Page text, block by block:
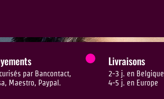
par Bancontact,
Maestro, Paypal.
Livraisons
2-3 j. en Belgique
4-5 j. en Europe